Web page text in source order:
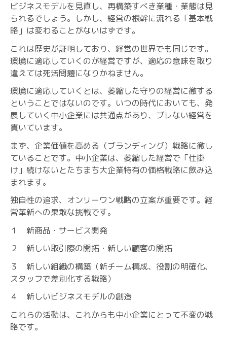
ビジネスモデルを見直し、再構築すべき業種・業態は見
られるでしょう。しかし、経営の根幹に流れる「基本戦
略」は変わることがないはずです。
これは歴史が証明しており、経営の世界でも同じです。
環境に適応していくのが経営ですが、適応の意味を取り
違えては死活問題になりかねません。
環境に適応していくとは、萎縮した守りの経営に徹する
ということではないのです。いつの時代においても、発
展していく中小企業には共通点があり、ブレない経営を
貫いています。
まず、企業価値を高める（ブランディング）戦略に徹し
ていることです。中小企業は、萎縮した経営で「仕掛
け」続けないとたちまち大企業特有の価格戦略に飲み込
まれます。
独自性の追求、オンリーワン戦略の立案が重要です。経
営革新への果敢な挑戦です。
１ 新商品・サービス開発
２ 新しい取引際の開拓・新しい顧客の開拓
３ 新しい組織の構築（新チーム構成、役割の明確化、
スタッフで差別化する戦略）
４ 新しいビジネスモデルの創造
これらの活動は、これからも中小企業にとって不変の戦
略です。